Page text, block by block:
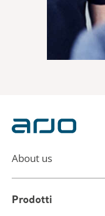
About us
Prodotti